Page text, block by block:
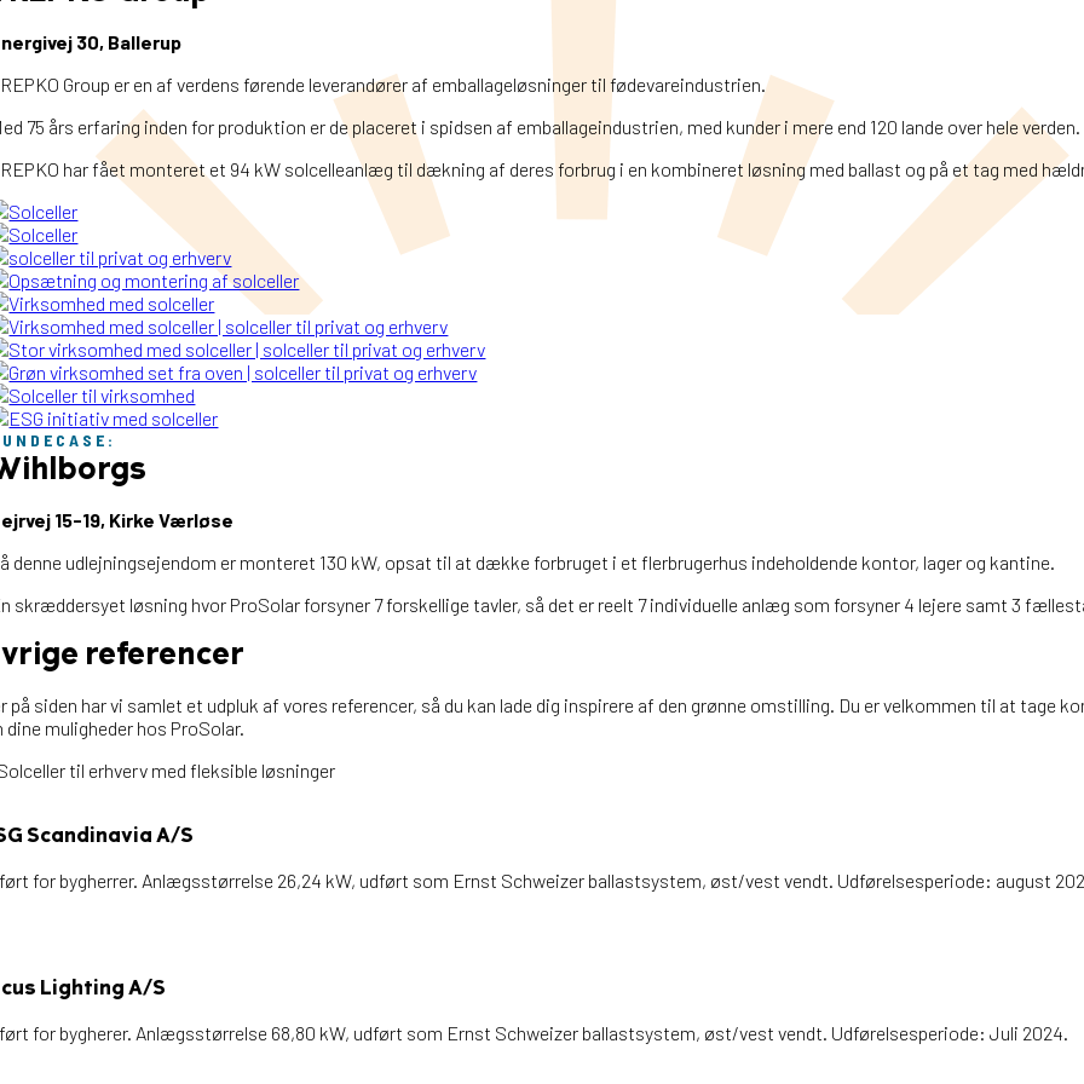
30, Ballerup
Group er en af verdens førende leverandører af emballageløsninger til fødevareindustrien.
75 års erfaring inden for produktion er de placeret i spidsen af emballageindustrien, med kunder i mere end 120 lande over hele verden.
har fået monteret et 94 kW solcelleanlæg til dækning af deres forbrug i en kombineret løsning med ballast og på et tag med
15-19, Kirke Værløse
denne udlejningsejendom er monteret 130 kW, opsat til at dække forbruget i et flerbrugerhus indeholdende kontor, lager og kantine.
skræddersyet løsning hvor ProSolar forsyner 7 forskellige tavler, så det er reelt 7 individuelle anlæg som forsyner 4 lejere samt 3
referencer
på siden har vi samlet et udpluk af vores referencer, så du kan lade dig inspirere af den grønne omstilling. Du er velkommen til at tage
dine muligheder hos ProSolar.
Scandinavia A/S
for bygherrer. Anlægsstørrelse 26,24 kW, udført som Ernst Schweizer ballastsystem, øst/vest vendt. Udførelsesperiode: august
Lighting A/S
for bygherer. Anlægsstørrelse 68,80 kW, udført som Ernst Schweizer ballastsystem, øst/vest vendt. Udførelsesperiode: Juli 2024.